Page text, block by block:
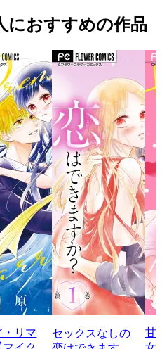
におすすめの作品
・リマ
セックスなしの
甘